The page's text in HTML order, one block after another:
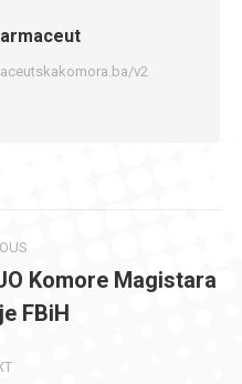
v2
Komore Magistara
FBiH